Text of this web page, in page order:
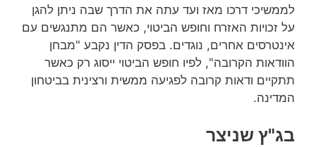
לממשיכי דרכו מאז ועד עתה את הדרך שבה ניתן להגן
על זכויות האזרח וחופש הביטוי, כאשר הם מתנגשים עם
אינטרסים אחרים, נוגדים. בפסק הדין נקבע "מבחן
הוודאות הקרובה", לפיו חופש הביטוי ייסוג רק כאשר
תתקיים ודאות קרובה לפגיעה ממשית ורצינית בביטחון
המדינה.
בג"ץ שניצר